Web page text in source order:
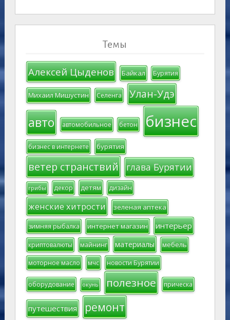
Темы
Алексей Цыденов Байкал Бурятия
Михаил Мишустин Селенга Улан-Удэ
авто автомобильное бетон бизнес
бизнес в интернете бурятия
ветер странствий глава Бурятии
грибы декор детям дизайн
женские хитрости зеленая аптека
зимняя рыбалка интернет магазин интерьер
криптовалюты майнинг материалы мебель
моторное масло мчс новости Бурятии
оборудование окунь полезное прическа
путешествия ремонт